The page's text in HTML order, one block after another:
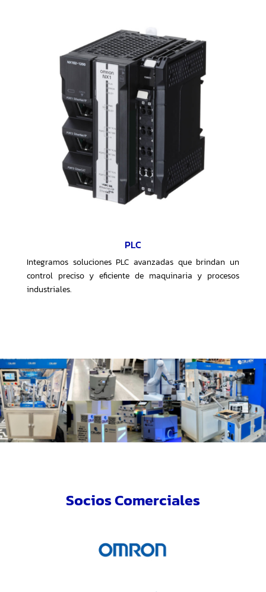
PLC
Integramos soluciones PLC avanzadas que brindan un
control preciso y eficiente de maquinaria y procesos
industriales.
Socios Comerciales